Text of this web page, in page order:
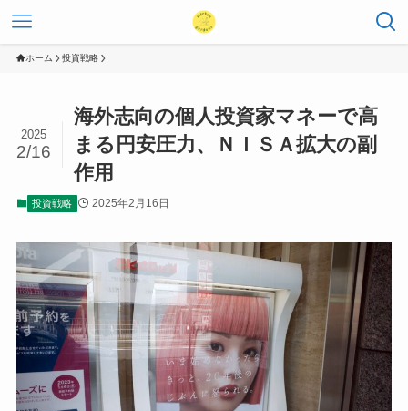
ホーム 投資戦略
海外志向の個人投資家マネーで高
まる円安圧力、ＮＩＳＡ拡大の副
作用
2025
2/16
投資戦略 2025年2月16日